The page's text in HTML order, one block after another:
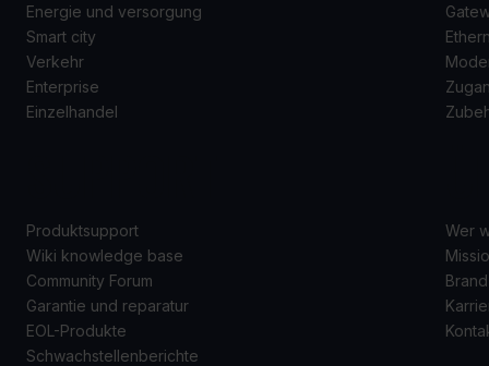
Energie und versorgung
Smart city
Verkehr
Enterprise
Einzelhandel
Produktsupport
Wiki knowledge base
Community Forum
Garantie und reparatur
EOL-Produkte
Schwachstellenberichte
Wer